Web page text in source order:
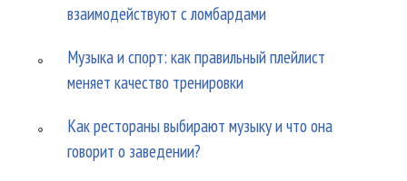
взаимодействуют с ломбардами
Музыка и спорт: как правильный плейлист
меняет качество тренировки
Как рестораны выбирают музыку и что она
говорит о заведении?